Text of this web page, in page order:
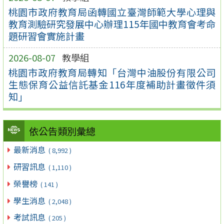
桃園市政府教育局函轉國立臺灣師範大學心理與
教育測驗研究發展中心辦理115年國中教育會考命
題研習會實施計畫
2026-08-07 教學組
桃園市政府教育局轉知「台灣中油股份有限公司
生態保育公益信託基金116年度補助計畫徵件須
知」
依公告類別彙總
最新消息 ( 8,992 )
研習訊息 ( 1,110 )
榮譽榜 ( 141 )
學生消息 ( 2,048 )
考試訊息 ( 205 )